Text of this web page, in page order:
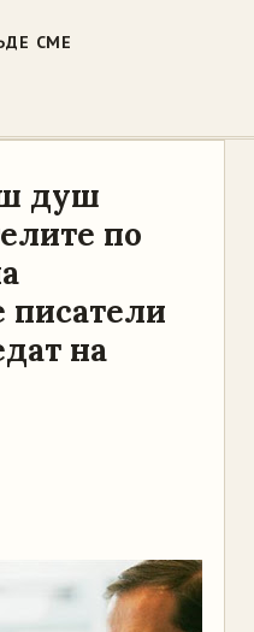
СМЕ
душ
по
писатели
на